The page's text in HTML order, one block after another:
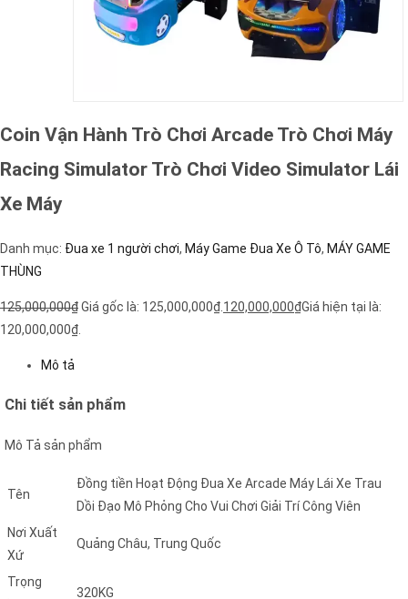
Coin Vận Hành Trò Chơi Arcade Trò Chơi Máy
Racing Simulator Trò Chơi Video Simulator Lái
Xe Máy
Danh mục: Đua xe 1 người chơi, Máy Game Đua Xe Ô Tô, MÁY GAME
THÙNG
125,000,000₫Giá gốc là: 125,000,000₫. 120,000,000₫Giá hiện tại là:
120,000,000₫.
Mô tả
Chi tiết sản phẩm
Mô Tả sản phẩm
Tên
Đồng tiền Hoạt Động Đua Xe Arcade Máy Lái Xe Trau
Dồi Đạo Mô Phỏng Cho Vui Chơi Giải Trí Công Viên
Nơi Xuất
Xứ
Quảng Châu, Trung Quốc
Trọng
320KG